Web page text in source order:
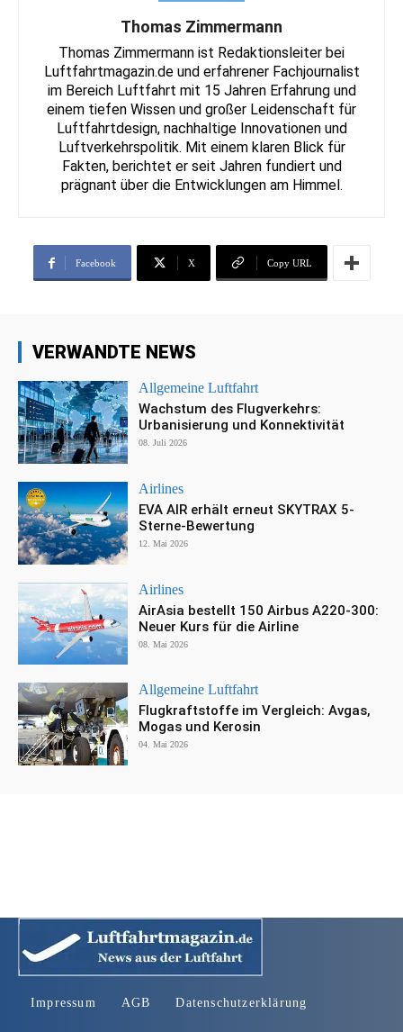
Thomas Zimmermann
Thomas Zimmermann ist Redaktionsleiter bei
Luftfahrtmagazin.de und erfahrener Fachjournalist
im Bereich Luftfahrt mit 15 Jahren Erfahrung und
einem tiefen Wissen und großer Leidenschaft für
Luftfahrtdesign, nachhaltige Innovationen und
Luftverkehrspolitik. Mit einem klaren Blick für
Fakten, berichtet er seit Jahren fundiert und
prägnant über die Entwicklungen am Himmel.
Facebook X Copy URL
VERWANDTE NEWS
Allgemeine Luftfahrt
Wachstum des Flugverkehrs:
Urbanisierung und Konnektivität
08. Juli 2026
Airlines
EVA AIR erhält erneut SKYTRAX 5-
Sterne-Bewertung
12. Mai 2026
Airlines
AirAsia bestellt 150 Airbus A220-300:
Neuer Kurs für die Airline
08. Mai 2026
Allgemeine Luftfahrt
Flugkraftstoffe im Vergleich: Avgas,
Mogas und Kerosin
04. Mai 2026
Impressum AGB Datenschutzerklärung